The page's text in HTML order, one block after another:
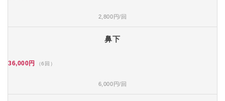
2,800円/回
鼻下
36,000円 （6回）
6,000円/回